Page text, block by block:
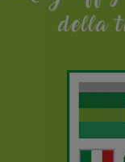
della